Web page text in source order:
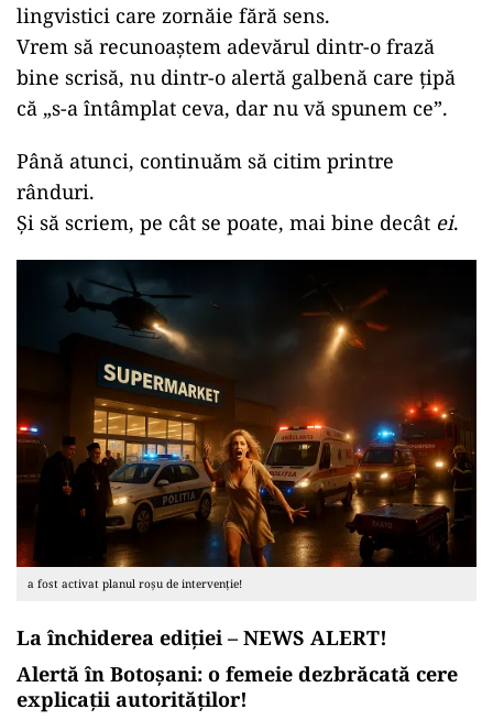
lingvistici care zornăie fără sens.
Vrem să recunoaștem adevărul dintr-o frază
bine scrisă, nu dintr-o alertă galbenă care țipă
că „s-a întâmplat ceva, dar nu vă spunem ce”.
Până atunci, continuăm să citim printre
rânduri.
Și să scriem, pe cât se poate, mai bine decât ei.
a fost activat planul roșu de intervenție!
La închiderea ediției – NEWS ALERT!
Alertă în Botoșani: o femeie dezbrăcată cere
explicații autorităților!